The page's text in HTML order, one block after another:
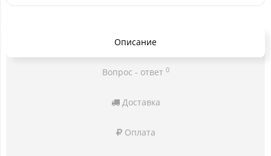
Описание
Вопрос - ответ 0
Доставка
Оплата